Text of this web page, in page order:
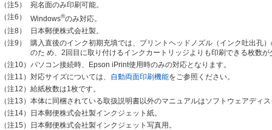
（注5）
宛名面のみ印刷可能。
（注6）
Windows®のみ対応。
（注8）
日本郵便株式会社製。
（注9）
購入直後のインク初期充填では、プリントヘッドノズル（インク吐出孔
のた め、2回目に取り付けるインクカートリッジよりも印刷できる枚数
（注10） パソコン接続時、Epson iPrint使用時のみの対応となります。
（注11） 対応サイズについては、 自動両面印刷機能をご参照ください。
（注12） 給紙枚数は1枚です。
（注13） 本体に同梱されている取扱説明書以外のマニュアルはソフトウェアディ
（注14）
日本郵便株式会社製インクジェット紙。
（注15）
日本郵便株式会社製インクジェット写真用。